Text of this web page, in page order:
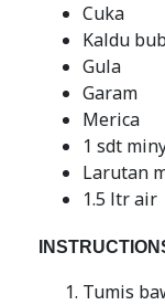
Cuka
Kaldu
Gula
Garam
Merica
1 sdt
Larutan
1.5 ltr air
Tumis